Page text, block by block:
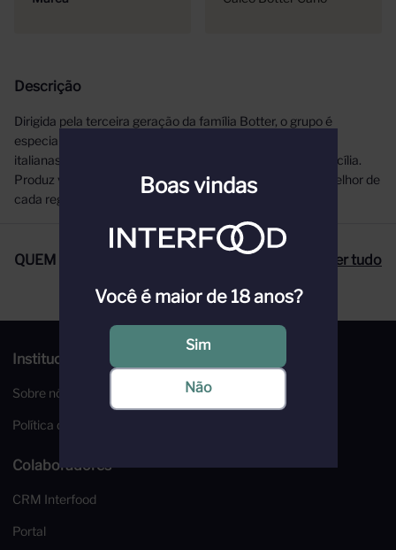
Descrição
Dirigida pela terceira geração da família Botter, o grupo é
especializado na produção de vinhos de diversas regiões
italianas, assim como Veneto, Molise, Puglia, Abruzzo e Sicília.
Produz vinhos modernos e acessíveis que exprimem o melhor de
cada região.
QUEM COMPROU, COMPROU TAMBÉM Ver tudo
Institucional
Sobre nós
Política de Privacidade
Colaboradores
CRM Interfood
Portal
Boas vindas
Você é maior de 18 anos?
Sim
Não